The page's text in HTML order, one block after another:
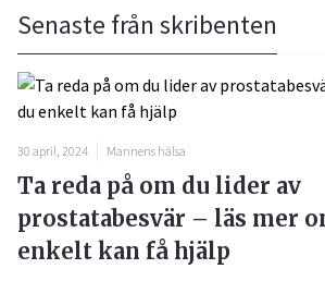
Senaste från skribenten
30 april, 2024 Mannens hälsa
Ta reda på om du lider av
prostatabesvär – läs mer
enkelt kan få hjälp